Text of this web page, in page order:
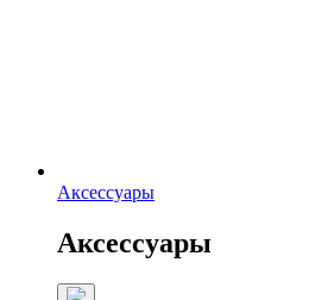
Аксессуары
Аксессуары